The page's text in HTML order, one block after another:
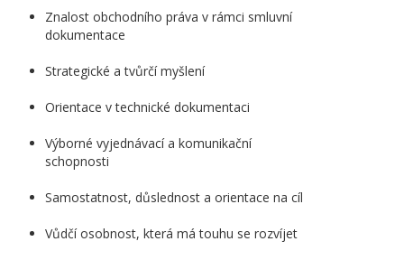
Znalost obchodního práva v rámci smluvní
dokumentace
Strategické a tvůrčí myšlení
Orientace v technické dokumentaci
Výborné vyjednávací a komunikační
schopnosti
Samostatnost, důslednost a orientace na cíl
Vůdčí osobnost, která má touhu se rozvíjet